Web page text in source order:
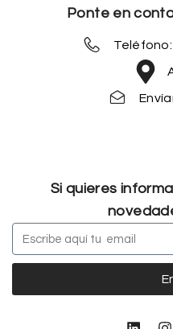
Ponte en
Teléfono:
Si quieres